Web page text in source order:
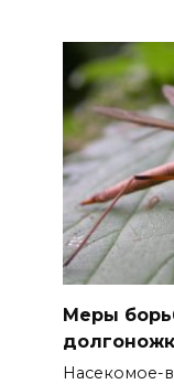
Меры
Насекомое-